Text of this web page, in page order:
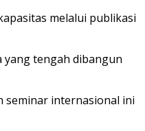
melalui publikasi
yang tengah dibangun
seminar internasional ini